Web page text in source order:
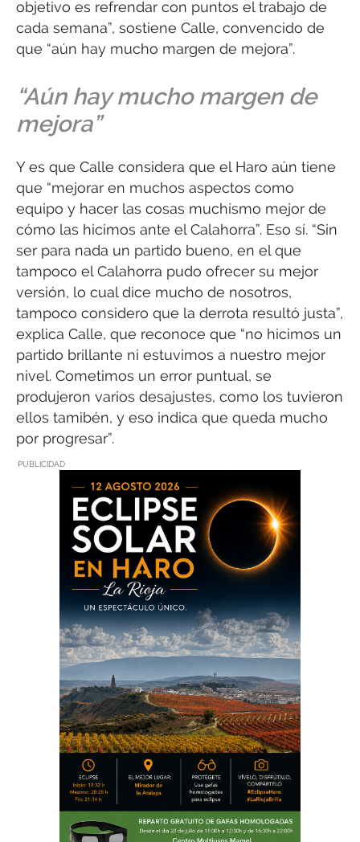
objetivo es refrendar con puntos el trabajo de
cada semana”, sostiene Calle, convencido de
que “aún hay mucho margen de mejora”.
“Aún hay mucho margen de
mejora”
Y es que Calle considera que el Haro aún tiene
que “mejorar en muchos aspectos como
equipo y hacer las cosas muchísmo mejor de
cómo las hicimos ante el Calahorra”. Eso sí. “Sin
ser para nada un partido bueno, en el que
tampoco el Calahorra pudo ofrecer su mejor
versión, lo cual dice mucho de nosotros,
tampoco considero que la derrota resultó justa”,
explica Calle, que reconoce que “no hicimos un
partido brillante ni estuvimos a nuestro mejor
nivel. Cometimos un error puntual, se
produjeron varios desajustes, como los tuvieron
ellos tamibén, y eso indica que queda mucho
por progresar”.
PUBLICIDAD